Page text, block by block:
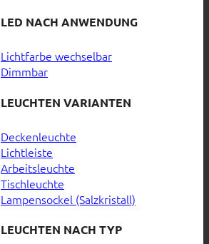
LED NACH ANWENDUNG
Lichtfarbe wechselbar
Dimmbar
LEUCHTEN VARIANTEN
Deckenleuchte
Lichtleiste
Arbeitsleuchte
Tischleuchte
Lampensockel (Salzkristall)
LEUCHTEN NACH TYP